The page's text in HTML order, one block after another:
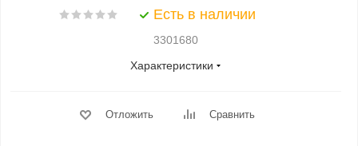
Есть в наличии
3301680
Характеристики
Отложить Сравнить